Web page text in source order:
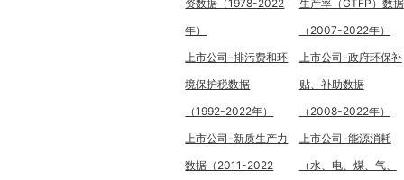
资数据（1978-2022
年）
生产率（GTFP）数据
（2007-2022年）
上市公司-排污费和环
境保护税数据
（1992-2022年）
上市公司-政府环保补
贴、补助数据
（2008-2022年）
上市公司-新质生产力
数据（2011-2022
上市公司-能源消耗
（水、电、煤、气、